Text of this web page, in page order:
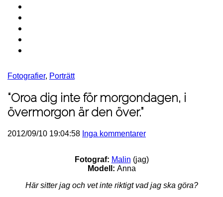
Fotografier, Porträtt
“Oroa dig inte för morgondagen, i
övermorgon är den över.”
2012/09/10 19:04:58 Inga kommentarer
Fotograf: Malin (jag)
Modell: Anna
Här sitter jag och vet inte riktigt vad jag ska göra?